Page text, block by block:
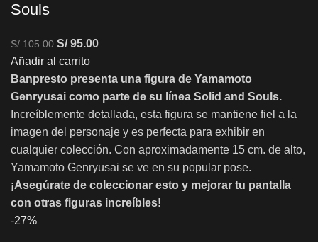
Souls
S/105.00 S/95.00
Añadir al carrito
Banpresto presenta una figura de Yamamoto
Genryusai como parte de su línea Solid and Souls.
Increíblemente detallada, esta figura se mantiene fiel a la
imagen del personaje y es perfecta para exhibir en
cualquier colección. Con aproximadamente 15 cm. de alto,
Yamamoto Genryusai se ve en su popular pose.
¡Asegúrate de coleccionar esto y mejorar tu pantalla
con otras figuras increíbles!
-27%